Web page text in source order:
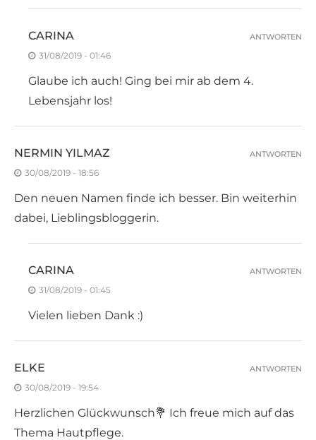
CARINA
31/08/2019 - 01:46
Glaube ich auch! Ging bei mir ab dem 4.
Lebensjahr los!
ANTWORTEN
NERMIN YILMAZ
30/08/2019 - 18:56
Den neuen Namen finde ich besser. Bin weiterhin
dabei, Lieblingsbloggerin.
ANTWORTEN
CARINA
31/08/2019 - 01:45
Vielen lieben Dank :)
ANTWORTEN
ELKE
30/08/2019 - 19:54
Herzlichen Glückwunsch💐 Ich freue mich auf das
Thema Hautpflege.
ANTWORTEN